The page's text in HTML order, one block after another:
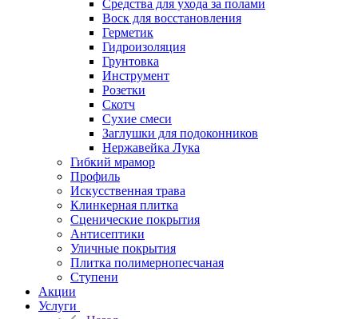
Средства для ухода за полами
Воск для восстановления
Герметик
Гидроизоляция
Грунтовка
Инструмент
Розетки
Скотч
Сухие смеси
Заглушки для подоконников
Нержавейка Лука
Гибкий мрамор
Профиль
Искусственная трава
Клинкерная плитка
Сценические покрытия
Антисептики
Уличные покрытия
Плитка полимернопесчаная
Ступени
Акции
Услуги